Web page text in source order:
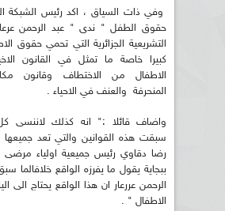
وفي ذات السياق ، اكد رئيس الشبكة
حقوق الطفل " ندى " عبد الرحمن
التشريعية الجزائرية التي تحمي حقوق
كبيرا خاصة ما تمثل في القانون
الاطفال من الاختطاف وقانون
المنحرفة والعنف في الاحياء .
واضاف قائلا :" انه كذلك لاننسى كل
سبقت هذه القوانين والتي تعد
رضا دقاوي رئيس جميعية اولياء
ببجاية يقول ما يفرزه الواقع خلافالما
الرحمن عررعار ان هذا الواقع يحتاج الى
الاطفال " .